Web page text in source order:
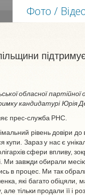
Фото /
обласної
кандидатурі Юрія
прес-служба РНС.
рівень довіри до
купи. Зараз у нас є
сфери впливу,
Ми завжди обирали
в процес. Ми так
які багато обіцяли,
але тільки продали її і